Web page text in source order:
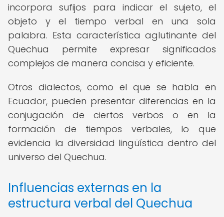
incorpora sufijos para indicar el sujeto, el
objeto y el tiempo verbal en una sola
palabra. Esta característica aglutinante del
Quechua permite expresar significados
complejos de manera concisa y eficiente.
Otros dialectos, como el que se habla en
Ecuador, pueden presentar diferencias en la
conjugación de ciertos verbos o en la
formación de tiempos verbales, lo que
evidencia la diversidad lingüística dentro del
universo del Quechua.
Influencias externas en la
estructura verbal del Quechua